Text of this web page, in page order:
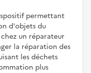
permettant
d'objets du
un réparateur
la réparation des
les déchets
plus